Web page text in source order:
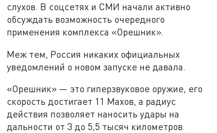
слухов. В соцсетях и СМИ начали активно
обсуждать возможность очередного
применения комплекса «Орешник».
Меж тем, Россия никаких официальных
уведомлений о новом запуске не давала.
«Орешник» — это гиперзвуковое оружие, его
скорость достигает 11 Махов, а радиус
действия позволяет наносить удары на
дальности от 3 до 5,5 тысяч километров.